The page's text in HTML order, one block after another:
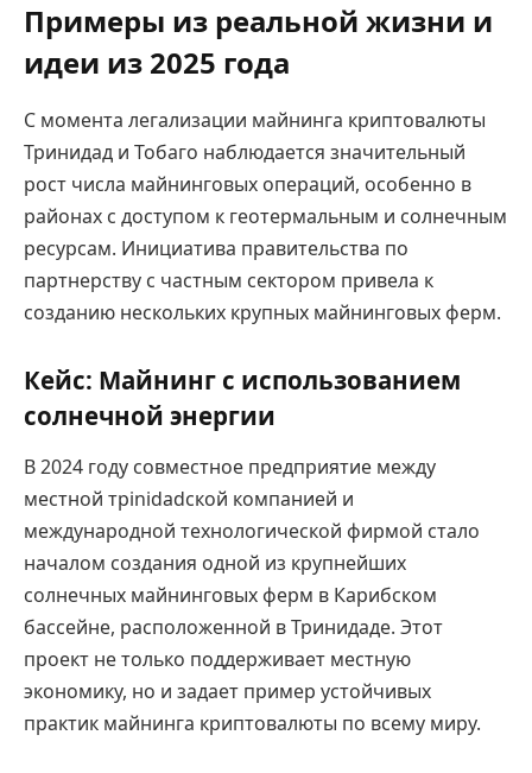
Примеры из реальной жизни и
идеи из 2025 года
С момента легализации майнинга криптовалюты
Тринидад и Тобаго наблюдается значительный
рост числа майнинговых операций, особенно в
районах с доступом к геотермальным и солнечным
ресурсам. Инициатива правительства по
партнерству с частным сектором привела к
созданию нескольких крупных майнинговых ферм.
Кейс: Майнинг с использованием
солнечной энергии
В 2024 году совместное предприятие между
местной трinidadской компанией и
международной технологической фирмой стало
началом создания одной из крупнейших
солнечных майнинговых ферм в Карибском
бассейне, расположенной в Тринидаде. Этот
проект не только поддерживает местную
экономику, но и задает пример устойчивых
практик майнинга криптовалюты по всему миру.